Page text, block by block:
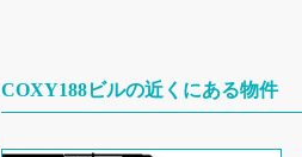
COXY188ビルの近くにある物件